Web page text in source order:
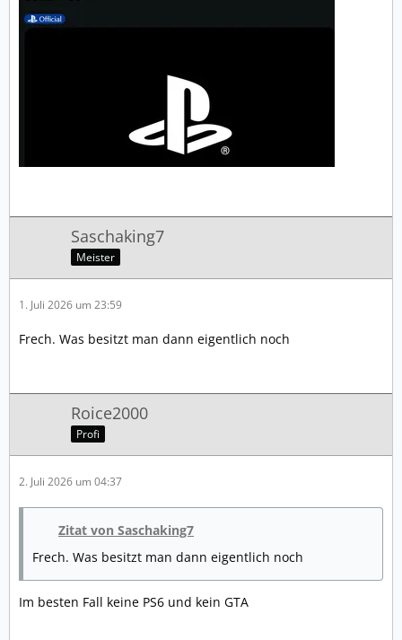
Saschaking7
Meister
1. Juli 2026 um 23:59
Frech. Was besitzt man dann eigentlich noch
Roice2000
Profi
2. Juli 2026 um 04:37
Zitat von Saschaking7
Frech. Was besitzt man dann eigentlich noch
Im besten Fall keine PS6 und kein GTA